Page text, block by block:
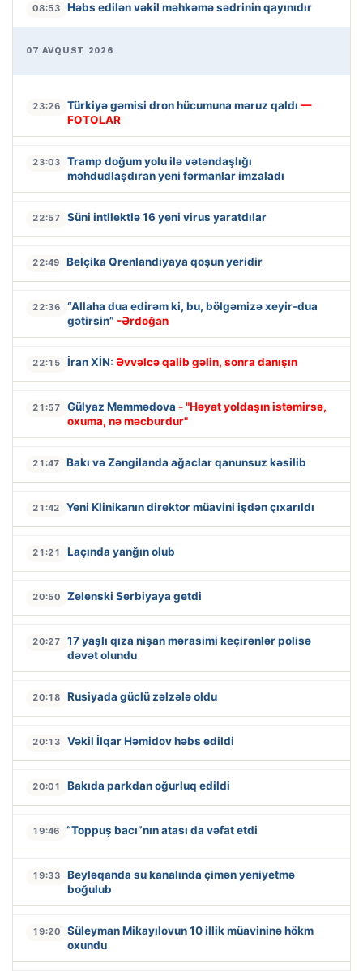
08:53 Həbs edilən vəkil məhkəmə sədrinin qayınıdır
07 AVQUST 2026
23:26 Türkiyə gəmisi dron hücumuna məruz qaldı —
FOTOLAR
23:03
Tramp doğum yolu ilə vətəndaşlığı
məhdudlaşdıran yeni fərmanlar imzaladı
22:57 Süni intllektlə 16 yeni virus yaratdılar
22:49 Belçika Qrenlandiyaya qoşun yeridir
22:36
“Allaha dua edirəm ki, bu, bölgəmizə xeyir-dua
gətirsin” -Ərdoğan
22:15 İran XİN: Əvvəlcə qalib gəlin, sonra danışın
21:57 Gülyaz Məmmədova - "Həyat yoldaşın istəmirsə,
oxuma, nə məcburdur"
21:47 Bakı və Zəngilanda ağaclar qanunsuz kəsilib
21:42 Yeni Klinikanın direktor müavini işdən çıxarıldı
21:21 Laçında yanğın olub
20:50 Zelenski Serbiyaya getdi
20:27
17 yaşlı qıza nişan mərasimi keçirənlər polisə
dəvət olundu
20:18 Rusiyada güclü zəlzələ oldu
20:13 Vəkil İlqar Həmidov həbs edildi
20:01 Bakıda parkdan oğurluq edildi
19:46 “Toppuş bacı”nın atası da vəfat etdi
19:33
Beyləqanda su kanalında çimən yeniyetmə
boğulub
19:20
Süleyman Mikayılovun 10 illik müavininə hökm
oxundu